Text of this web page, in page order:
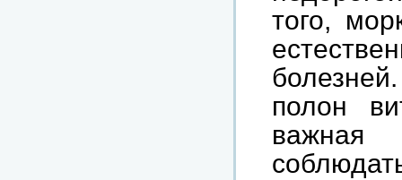
того,
полон